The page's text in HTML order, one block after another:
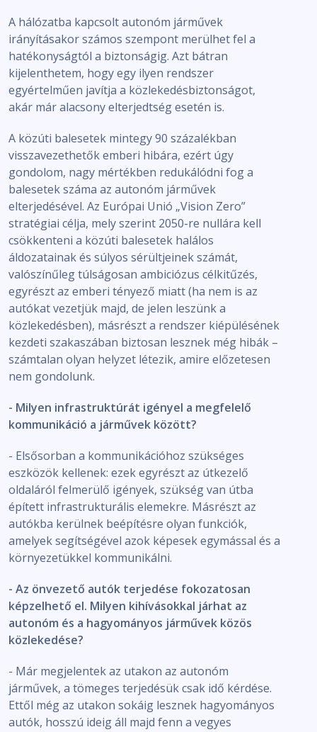
A hálózatba kapcsolt autonóm járművek
irányításakor számos szempont merülhet fel a
hatékonyságtól a biztonságig. Azt bátran
kijelenthetem, hogy egy ilyen rendszer
egyértelműen javítja a közlekedésbiztonságot,
akár már alacsony elterjedtség esetén is.
A közúti balesetek mintegy 90 százalékban
visszavezethetők emberi hibára, ezért úgy
gondolom, nagy mértékben redukálódni fog a
balesetek száma az autonóm járművek
elterjedésével. Az Európai Unió „Vision Zero”
stratégiai célja, mely szerint 2050-re nullára kell
csökkenteni a közúti balesetek halálos
áldozatainak és súlyos sérültjeinek számát,
valószínűleg túlságosan ambiciózus célkitűzés,
egyrészt az emberi tényező miatt (ha nem is az
autókat vezetjük majd, de jelen leszünk a
közlekedésben), másrészt a rendszer kiépülésének
kezdeti szakaszában biztosan lesznek még hibák –
számtalan olyan helyzet létezik, amire előzetesen
nem gondolunk.
- Milyen infrastruktúrát igényel a megfelelő
kommunikáció a járművek között?
- Elsősorban a kommunikációhoz szükséges
eszközök kellenek: ezek egyrészt az útkezelő
oldaláról felmerülő igények, szükség van útba
épített infrastrukturális elemekre. Másrészt az
autókba kerülnek beépítésre olyan funkciók,
amelyek segítségével azok képesek egymással és a
környezetükkel kommunikálni.
- Az önvezető autók terjedése fokozatosan
képzelhető el. Milyen kihívásokkal járhat az
autonóm és a hagyományos járművek közös
közlekedése?
- Már megjelentek az utakon az autonóm
járművek, a tömeges terjedésük csak idő kérdése.
Ettől még az utakon sokáig lesznek hagyományos
autók, hosszú ideig áll majd fenn a vegyes